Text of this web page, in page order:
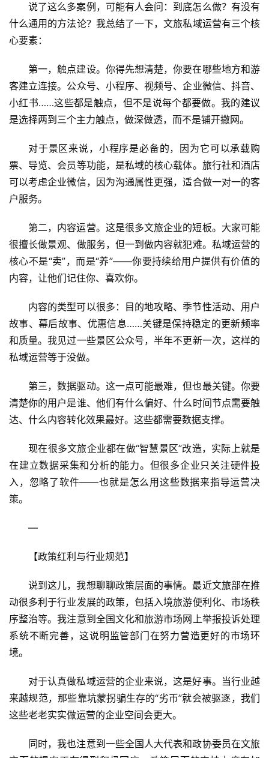
首
景
区
二
文
旅
融
合
乡
村
振
兴
智
慧
旅
游
R
+
问
答
登录 注册
说了这么多案例，可能有人会问：到底怎么做？有没有
什么通用的方法论？我总结了一下，文旅私域运营有三个核
心要素：
第一，触点建设。你得先想清楚，你要在哪些地方和游
客建立连接。公众号、小程序、视频号、企业微信、抖音、
小红书……这些都是触点，但不是说每个都要做。我的建议
是选择两到三个主力触点，做深做透，而不是铺开撒网。
对于景区来说，小程序是必备的，因为它可以承载购
票、导览、会员等功能，是私域的核心载体。旅行社和酒店
可以考虑企业微信，因为沟通属性更强，适合做一对一的客
户服务。
第二，内容运营。这是很多文旅企业的短板。大家可能
很擅长做景观、做服务，但一到做内容就犯难。私域运营的
核心不是“卖”，而是“养”——你要持续给用户提供有价值的
内容，让他们记住你、喜欢你。
内容的类型可以很多：目的地攻略、季节性活动、用户
故事、幕后故事、优惠信息……关键是保持稳定的更新频率
和质量。我见过一些景区公众号，半年不更新一次，这样的
私域运营等于没做。
第三，数据驱动。这一点可能最难，但也最关键。你要
清楚你的用户是谁、他们有什么偏好、什么时间节点需要触
达、什么内容转化效果最好。这些都需要数据支撑。
现在很多文旅企业都在做“智慧景区”改造，实际上就是
在建立数据采集和分析的能力。但很多企业只关注硬件投
入，忽略了软件——也就是怎么用这些数据来指导运营决
策。
—
【政策红利与行业规范】
说到这儿，我想聊聊政策层面的事情。最近文旅部在推
动很多利于行业发展的政策，包括入境旅游便利化、市场秩
序整治等。我注意到全国文化和旅游市场网上举报投诉处理
系统不断完善，这说明监管部门在努力营造更好的市场环
境。
对于认真做私域运营的企业来说，这是好事。当行业越
来越规范，那些靠坑蒙拐骗生存的“劣币”就会被驱逐，我们
这些老老实实做运营的企业空间会更大。
同时，我也注意到一些全国人大代表和政协委员在文旅